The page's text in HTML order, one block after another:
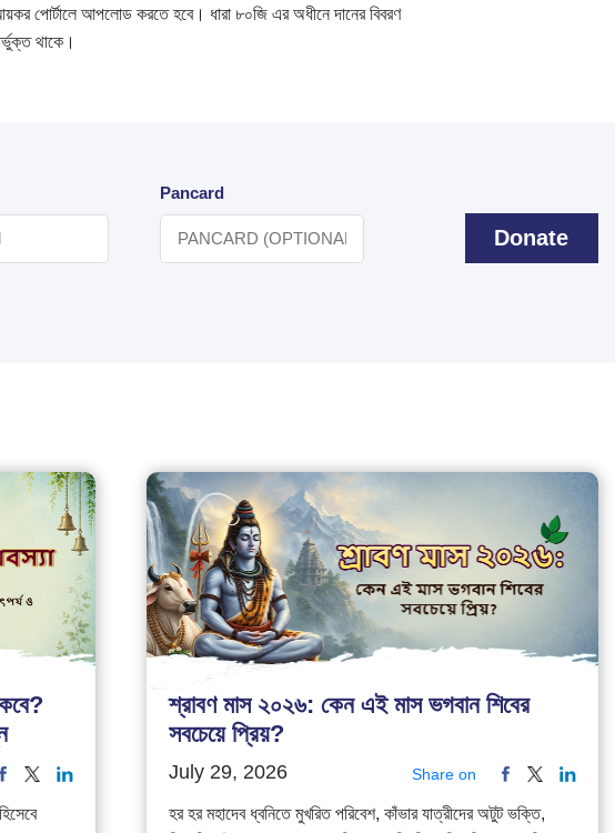
পোর্টালে আপলোড করতে হবে। ধারা ৮০জি এর অধীনে দানের বিবরণ
থাকে।
Pancard
Donate
শ্রাবণ মাস ২০২৬: কেন এই মাস ভগবান শিবের
সবচেয়ে প্রিয়?
July 29, 2026 Share on
হর হর মহাদেব ধ্বনিতে মুখরিত পরিবেশ, কাঁভার যাত্রীদের অটুট ভক্তি,